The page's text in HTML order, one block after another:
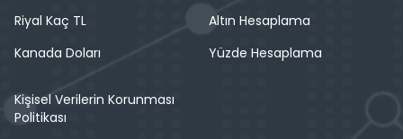
Riyal Kaç TL
Kanada Doları
Altın Hesaplama
Yüzde Hesaplama
Kişisel Verilerin Korunması
Politikası